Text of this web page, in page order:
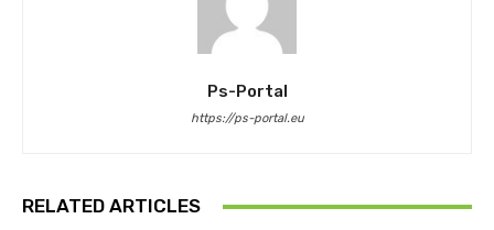
Ps-Portal
https://ps-portal.eu
RELATED ARTICLES